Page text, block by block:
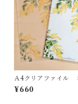
Ａ4クリアファイル
¥660